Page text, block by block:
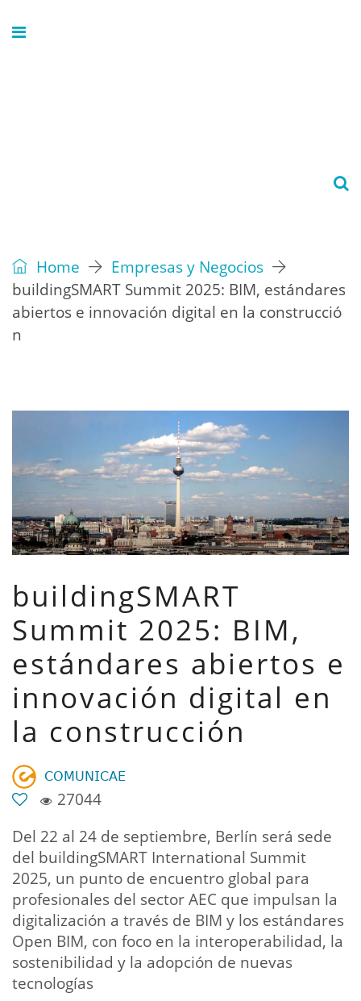
Home
Empresas y Negocios
buildingSMART Summit 2025: BIM, estándares
abiertos e innovación digital en la construcció
n
buildingSMART
Summit 2025: BIM,
estándares abiertos e
innovación digital en
la construcción
𝖢𝖮𝖬𝖴𝖭𝖨𝖢𝖠𝖤
27044
Del 22 al 24 de septiembre, Berlín será sede
del buildingSMART International Summit
2025, un punto de encuentro global para
profesionales del sector AEC que impulsan la
digitalización a través de BIM y los estándares
Open BIM, con foco en la interoperabilidad, la
sostenibilidad y la adopción de nuevas
tecnologías